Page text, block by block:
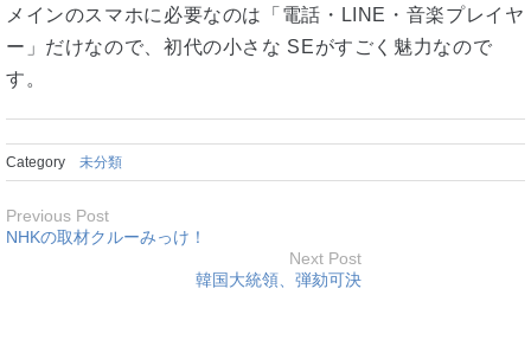
メインのスマホに必要なのは「電話・LINE・音楽プレイヤ
ー」だけなので、初代の小さな SEがすごく魅力なので
す。
Category 未分類
Previous Post
NHKの取材クルーみっけ！
Next Post
韓国大統領、弾劾可決